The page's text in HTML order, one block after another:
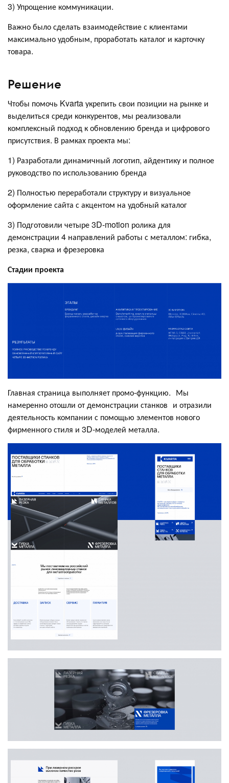
3) Упрощение коммуникации.
Важно было сделать взаимодействие с клиентами
максимально удобным, проработать каталог и карточку
товара.
Решение
Чтобы помочь Kvarta укрепить свои позиции на рынке и
выделиться среди конкурентов, мы реализовали
комплексный подход к обновлению бренда и цифрового
присутствия. В рамках проекта мы:
1) Разработали динамичный логотип, айдентику и полное
руководство по использованию бренда
2) Полностью переработали структуру и визуальное
оформление сайта с акцентом на удобный каталог
3) Подготовили четыре 3D-motion ролика для
демонстрации 4 направлений работы с металлом: гибка,
резка, сварка и фрезеровка
Стадии проекта
Главная страница выполняет промо-функцию. Мы
намеренно отошли от демонстрации станков и отразили
деятельность компании с помощью элементов нового
фирменного стиля и 3D-моделей металла.